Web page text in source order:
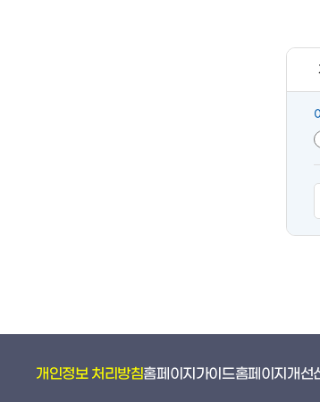
개인정보 처리방침홈페이지가이드홈페이지개선